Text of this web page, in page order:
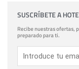
SUSCRÍBETE A
Recibe nuestras ofertas,
preparado para ti.